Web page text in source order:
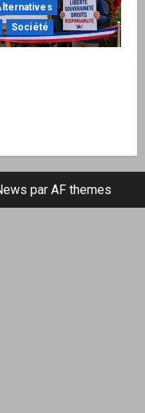
Société
par AF themes